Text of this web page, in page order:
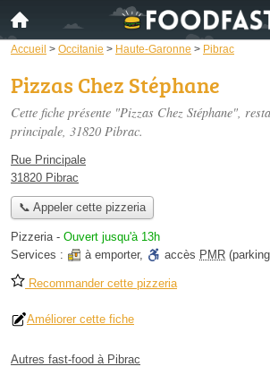
Accueil > Occitanie > Haute-Garonne > Pibrac
Pizzas Chez Stéphane
Cette fiche présente "Pizzas Chez Stéphane",
principale, 31820 Pibrac.
Rue Principale
31820 Pibrac
📞 Appeler cette pizzeria
Pizzeria- Ouvert jusqu'à 13h
Services :
à emporter, accès PMR
Recommander cette pizzeria
Améliorer cette fiche
Autres fast-food à Pibrac